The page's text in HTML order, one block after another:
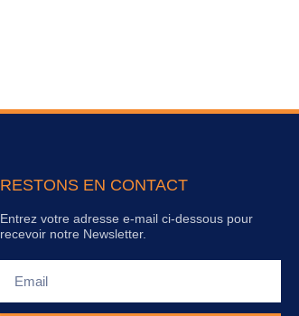
RESTONS EN CONTACT
Entrez votre adresse e-mail ci-dessous pour
recevoir notre Newsletter.